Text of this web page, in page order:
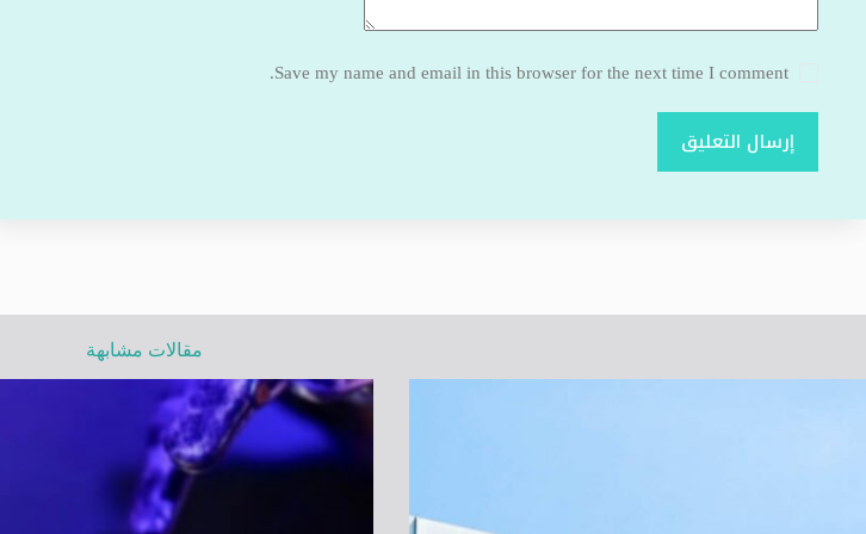
Save my name and email in this browser for the next time I comment.
إرسال التعليق
مقالات مشابهة